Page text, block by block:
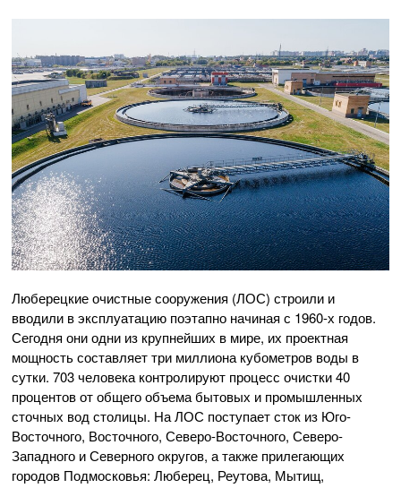
Люберецкие очистные сооружения (ЛОС) строили и
вводили в эксплуатацию поэтапно начиная с 1960-х годов.
Сегодня они одни из крупнейших в мире, их проектная
мощность составляет три миллиона кубометров воды в
сутки. 703 человека контролируют процесс очистки 40
процентов от общего объема бытовых и промышленных
сточных вод столицы. На ЛОС поступает сток из Юго-
Восточного, Восточного, Северо-Восточного, Северо-
Западного и Северного округов, а также прилегающих
городов Подмосковья: Люберец, Реутова, Мытищ,